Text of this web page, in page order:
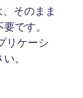
そのまま
です。
リケーシ
。